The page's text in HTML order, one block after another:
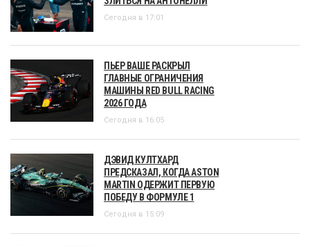
Сегодня в 17:01
ПЬЕР ВАШЕ РАСКРЫЛ
ГЛАВНЫЕ ОГРАНИЧЕНИЯ
МАШИНЫ RED BULL RACING
2026 ГОДА
Сегодня в 16:05
ДЭВИД КУЛТХАРД
ПРЕДСКАЗАЛ, КОГДА ASTON
MARTIN ОДЕРЖИТ ПЕРВУЮ
ПОБЕДУ В ФОРМУЛЕ 1
Сегодня в 15:09